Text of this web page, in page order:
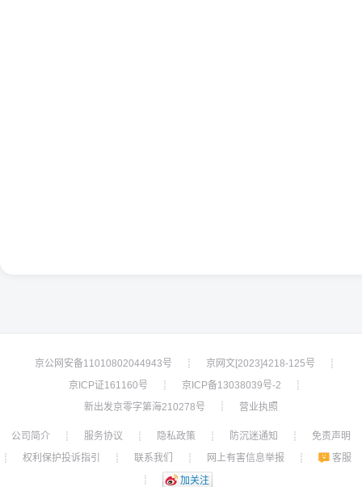
京公网安备11010802044943号 ┊ 京网文[2023]4218-125号
┊
京ICP证161160号
┊ 京ICP备13038039号-2
┊
新出发京零字第海210278号
┊ 营业执照
公司简介 ┊ 服务协议 ┊ 隐私政策 ┊ 防沉迷通知 ┊
免责声明
┊
权利保护投诉指引 ┊ 联系我们 ┊ 网上有害信息举报 ┊
客服
┊
加关注